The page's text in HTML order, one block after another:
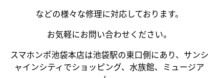
などの様々な修理に対応しております。
お気軽にお問い合わせください。
スマホンポ池袋本店は池袋駅の東口側にあり、サンシ
ャインシティでショッピング、水族館、ミュージア